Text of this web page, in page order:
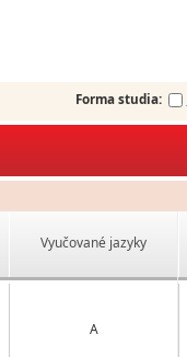
Forma studia:
Vyučované jazyky
A